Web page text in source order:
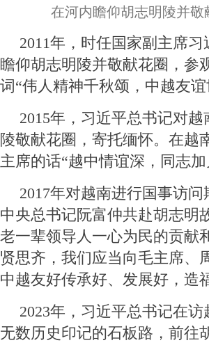
在河内瞻仰胡志明陵并
2011年，时任国家副主席
瞻仰胡志明陵并敬献花圈，参
词“伟人精神千秋颂，中越友谊
2015年，习近平总书记对
陵敬献花圈，寄托缅怀。在越
主席的话“越中情谊深，同志加
2017年对越南进行国事访
中央总书记阮富仲共赴胡志明
老一辈领导人一心为民的贡献
贤思齐，我们应当向毛主席、
中越友好传承好、发展好，造
2023年，习近平总书记在
无数历史印记的石板路，前往